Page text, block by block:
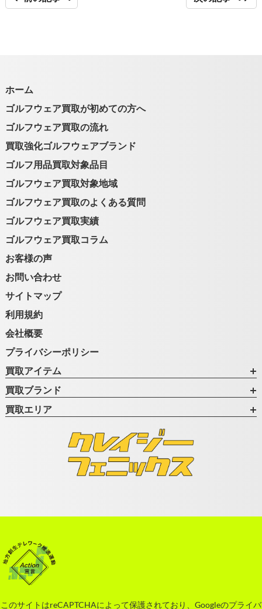
ホーム
ゴルフウェア買取が初めての方へ
ゴルフウェア買取の流れ
買取強化ゴルフウェアブランド
ゴルフ用品買取対象品目
ゴルフウェア買取対象地域
ゴルフウェア買取のよくある質問
ゴルフウェア買取実績
ゴルフウェア買取コラム
お客様の声
お問い合わせ
サイトマップ
利用規約
会社概要
プライバシーポリシー
買取アイテム
買取ブランド
買取エリア
このサイトはreCAPTCHAによって保護されており、Googleのプライバ